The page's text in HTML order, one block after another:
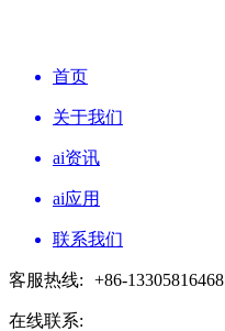
首页
关于我们
ai资讯
ai应用
联系我们
客服热线: +86-13305816468
在线联系: